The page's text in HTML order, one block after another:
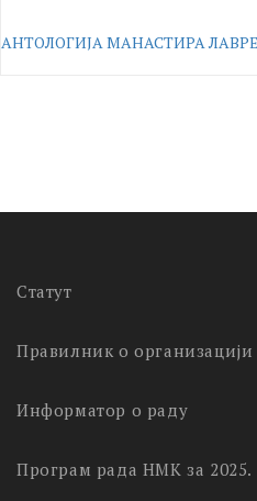
АНТОЛОГИЈА МАНАСТИРА ЛАВРЕ
Статут
Правилник о организацији
Информатор о раду
Програм рада НМК за 2025.